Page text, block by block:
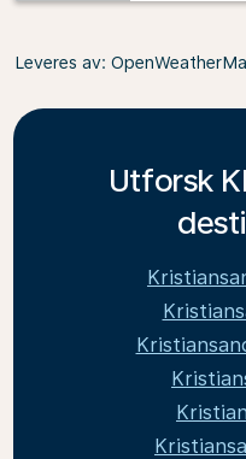
Leveres av:
Utforsk